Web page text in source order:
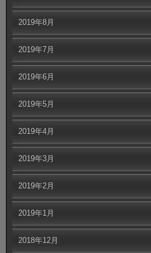
2019年8月
2019年7月
2019年6月
2019年5月
2019年4月
2019年3月
2019年2月
2019年1月
2018年12月